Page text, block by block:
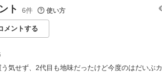
ト 6件 使い方
メントする
気せず、2代目も地味だったけど今度のはだいぶカ